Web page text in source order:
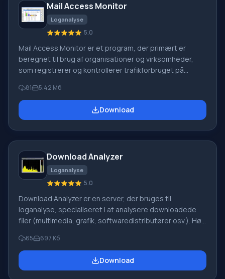
Mail Access Monitor
Loganalyse
5.0
Mail Access Monitor er et program, der primært er
beregnet til brug af organisationer og virksomheder,
som registrerer og kontrollerer trafikforbruget på
hvor alle medarbejderes e-mails administreres. Mail
Access Monitor modtager indkommende e-mails,
analyserer og kontrollerer dem, filtrerer alt spam fra,
81 5.42 Мб
Download
Download Analyzer
Loganalyse
5.0
Download Analyzer er en server, der bruges til
loganalyse, specialiseret i at analysere downloadede
filer (multimedia, grafik, softwaredistributører osv.). Høj
og interaktive rapporter. Dette giver dig mulighed for at
optimere søgesites, hvilket i sidste ende vil føre til
forbedret site synlighed, og lige så vigtigt, vil give
65 697 Кб
Download